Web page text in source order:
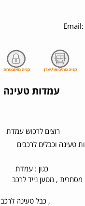
עמדות טעינה
רוצים לרכוש עמדת
טעינה וכבלים לרכבים
, מטען נייד לרכב
לרכב